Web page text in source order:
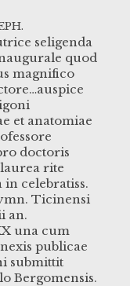
seligenda
quod
magnifico
et anatomiae
doctoris
rite
in celebratiss.
Ticinensi
an.
una cum
publicae
submittit
Bergomensis.